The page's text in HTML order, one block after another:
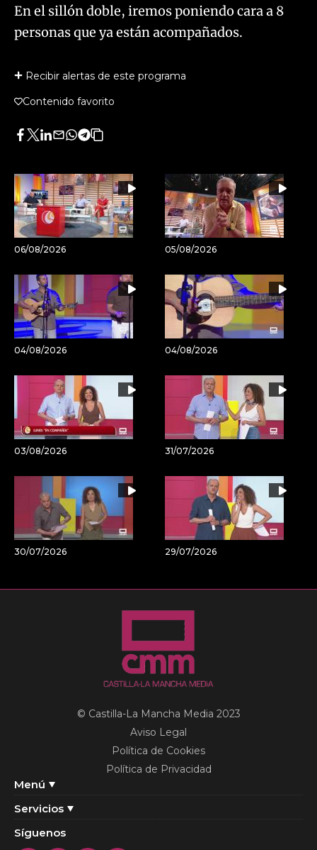
En el sillón doble, iremos poniendo cara a 8
personas que ya están acompañados.
Recibir alertas de este programa
Contenido favorito
Facebook
Twitter
LinkedIn
Enviar
Whatsapp
Telegram
Copiar
artículo
06/08/2026 05/08/2026
04/08/2026 04/08/2026
03/08/2026 31/07/2026
30/07/2026 29/07/2026
Menú
Servicios
© Castilla-La Mancha Media 2023
Aviso Legal
Política de Cookies
Política de Privacidad
Síguenos